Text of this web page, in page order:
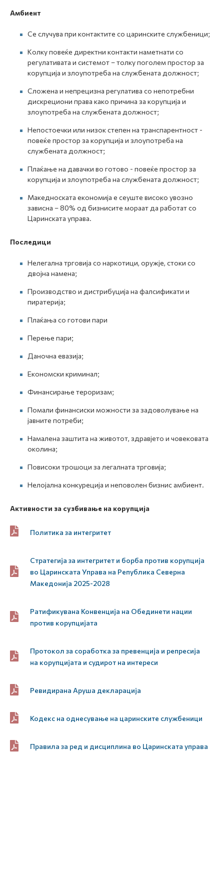
Амбиент
Се случува при контактите со царинските службеници;
Колку повеќе директни контакти наметнати со
регулативата и системот – толку поголем простор за
корупција и злоупотреба на службената должност;
Сложена и непрецизна регулатива со непотребни
дискрециони права како причина за корупција и
злоупотреба на службената должност;
Непостоечки или низок степен на транспарентност -
повеќе простор за корупција и злоупотреба на
службената должност;
Плаќање на давачки во готово - повеќе простор за
корупција и злоупотреба на службената должност;
Македноската економија е сеуште високо увозно
зависна – 80% од бизнисите мораат да работат со
Царинската управа.
Последици
Нелегална трговија со наркотици, оружје, стоки со
двојна намена;
Производство и дистрибуција на фалсификати и
пиратерија;
Плаќања со готови пари
Перење пари;
Даночна евазија;
Економски криминал;
Финансирање тероризам;
Помали финансиски можности за задоволување на
јавните потреби;
Намалена заштита на животот, здравјето и човековата
околина;
Повисоки трошоци за легалната трговија;
Нелојална конкуреција и неповолен бизнис амбиент.
Активности за сузбивање на корупција
Политика за интегритет
Стратегија за интегритет и борба против корупција
во Царинската Управа на Република Северна
Македонија 2025-2028
Ратификувана Конвенција на Обединети нации
против корупцијата
Протокол за соработка за превенција и репресија
на корупцијата и судирот на интереси
Ревидирана Аруша декларација
Кодекс на однесување на царинските службеници
Правила за ред и дисциплина во Царинската управа